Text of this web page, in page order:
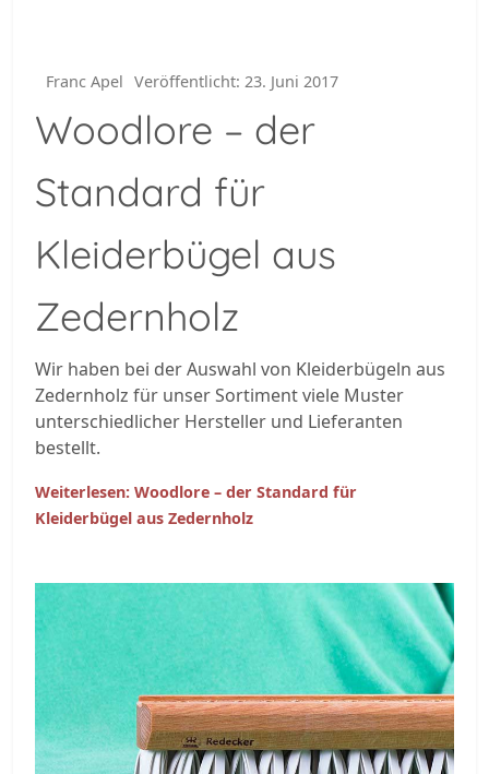
Franc Apel Veröffentlicht: 23. Juni 2017
Woodlore – der
Standard für
Kleiderbügel aus
Zedernholz
Wir haben bei der Auswahl von Kleiderbügeln aus
Zedernholz für unser Sortiment viele Muster
unterschiedlicher Hersteller und Lieferanten
bestellt.
Weiterlesen: Woodlore – der Standard für
Kleiderbügel aus Zedernholz